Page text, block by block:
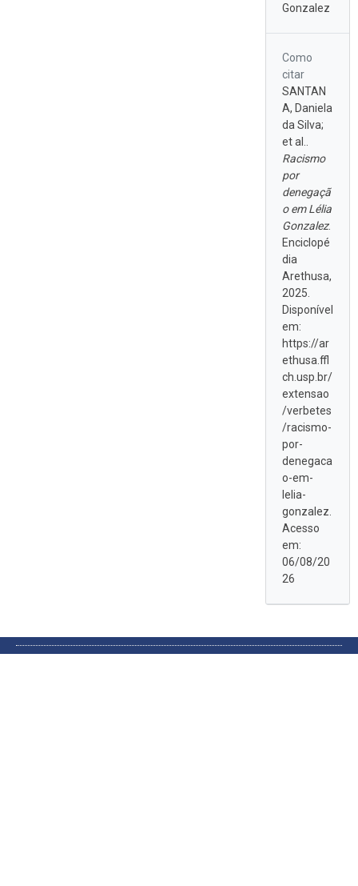
Gonzalez
Como
citar
SANTAN
A, Daniela
da Silva;
et al..
Racismo
por
denegaçã
o em Lélia
Gonzalez.
Enciclopé
dia
Arethusa,
2025.
Disponível
em:
https://ar
ethusa.ffl
ch.usp.br/
extensao
/verbetes
/racismo-
por-
denegaca
o-em-
lelia-
gonzalez.
Acesso
em:
06/08/20
26